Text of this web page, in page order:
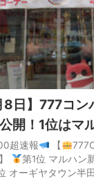
8日】777コン
開！1位はマ
超速報 【
】
第1位 マルハン
オーギヤタウン半